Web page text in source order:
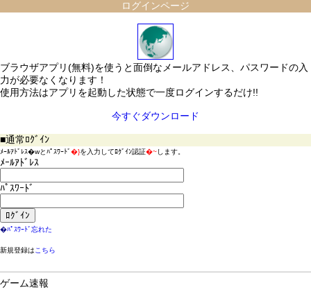
ログインページ
ブラウザアプリ(無料)を使うと面倒なメールアドレス、パスワードの入
力が必要なくなります！
使用方法はアプリを起動した状態で一度ログインするだけ!!
今すぐダウンロード
■通常ﾛｸﾞｲﾝ
ﾒｰﾙｱﾄﾞﾚｽ�wとﾊﾟｽﾜｰﾄﾞ�}を入力してﾛｸﾞｲﾝ認証�~します。
ﾒｰﾙｱﾄﾞﾚｽ
ﾊﾟｽﾜｰﾄﾞ
�ﾊﾟｽﾜｰﾄﾞ忘れた
新規登録は こちら
ゲーム速報